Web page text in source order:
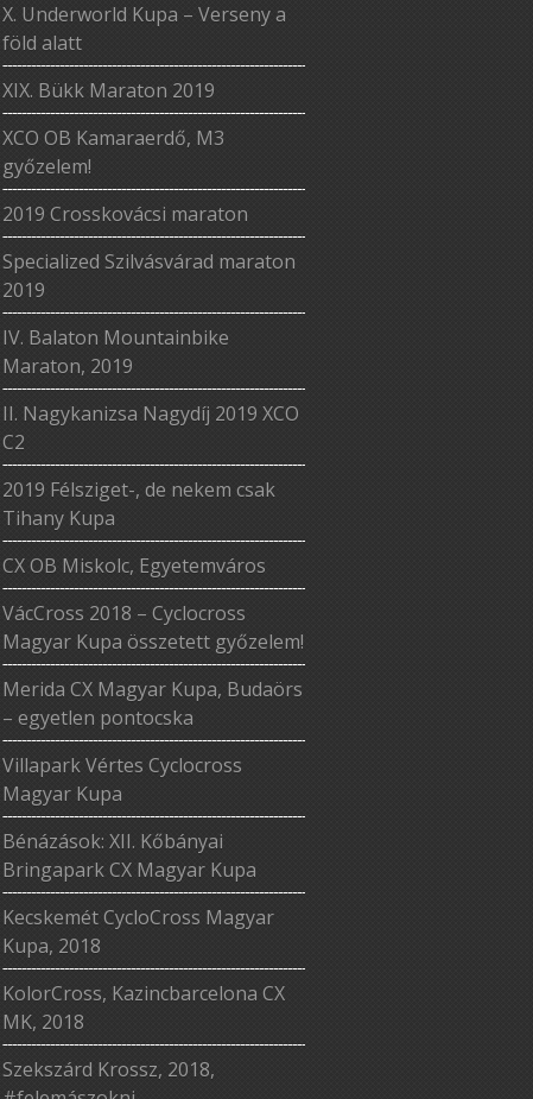
X. Underworld Kupa – Verseny a
föld alatt
XIX. Bükk Maraton 2019
XCO OB Kamaraerdő, M3
győzelem!
2019 Crosskovácsi maraton
Specialized Szilvásvárad maraton
2019
IV. Balaton Mountainbike
Maraton, 2019
II. Nagykanizsa Nagydíj 2019 XCO
C2
2019 Félsziget-, de nekem csak
Tihany Kupa
CX OB Miskolc, Egyetemváros
VácCross 2018 – Cyclocross
Magyar Kupa összetett győzelem!
Merida CX Magyar Kupa, Budaörs
– egyetlen pontocska
Villapark Vértes Cyclocross
Magyar Kupa
Bénázások: XII. Kőbányai
Bringapark CX Magyar Kupa
Kecskemét CycloCross Magyar
Kupa, 2018
KolorCross, Kazincbarcelona CX
MK, 2018
Szekszárd Krossz, 2018,